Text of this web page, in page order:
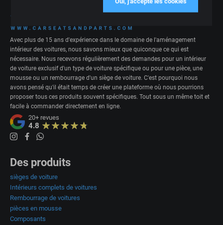
Avec plus de 15 ans d'expérience dans le domaine de l'aménagement
intérieur des voitures, nous savons mieux que quiconque ce qui est
nécessaire. Nous recevons régulièrement des demandes pour un intérieur
de voiture exclusif d'un type de voiture spécifique ou pour une pièce, une
mousse ou un rembourrage d'un siège de voiture. C'est pourquoi nous
avons pensé qu'il était temps de créer une plateforme où nous pourrions
proposer tous ces produits souvent spécifiques. Tout sous un même toit et
facile à commander directement en ligne.
20+ revues
4.8
Des produits
sièges de voiture
Intérieurs complets de voitures
Rembourrage de voitures
pièces en mousse
Composants